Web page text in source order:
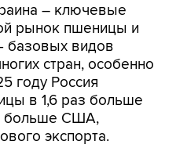
– ключевые
рынок пшеницы и
базовых видов
стран, особенно
году Россия
в 1,6 раз больше
больше США,
экспорта.